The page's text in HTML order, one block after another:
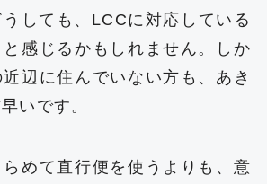
しても、LCCに対応している
感じるかもしれません。しか
辺に住んでいない方も、あき
いです。
めて直行便を使うよりも、意